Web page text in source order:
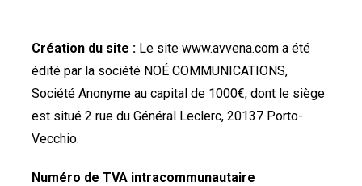
Création du site : Le site www.avvena.com a été
édité par la société NOÉ COMMUNICATIONS,
Société Anonyme au capital de 1000€, dont le siège
est situé 2 rue du Général Leclerc, 20137 Porto-
Vecchio.
Numéro de TVA intracommunautaire